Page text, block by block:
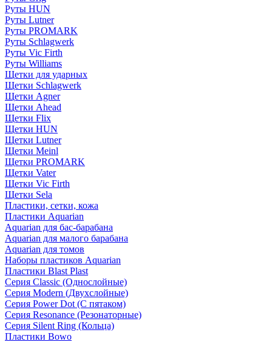
Руты HUN
Руты Lutner
Руты PROMARK
Руты Schlagwerk
Руты Vic Firth
Руты Williams
Щетки для ударных
Щетки Schlagwerk
Щетки Agner
Щетки Ahead
Щетки Flix
Щетки HUN
Щетки Lutner
Щетки Meinl
Щетки PROMARK
Щетки Vater
Щетки Vic Firth
Щетки Sela
Пластики, сетки, кожа
Пластики Aquarian
Aquarian для бас-барабана
Aquarian для малого барабана
Aquarian для томов
Наборы пластиков Aquarian
Пластики Blast Plast
Серия Classic (Однослойные)
Серия Modern (Двухслойные)
Серия Power Dot (С пятаком)
Серия Resonance (Резонаторные)
Серия Silent Ring (Кольца)
Пластики Bowo